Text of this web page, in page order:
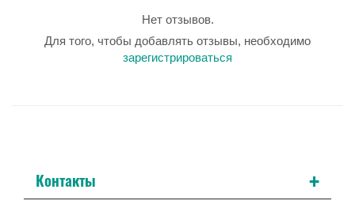
Нет отзывов.
Для того, чтобы добавлять отзывы, необходимо
зарегистрироваться
Контакты +